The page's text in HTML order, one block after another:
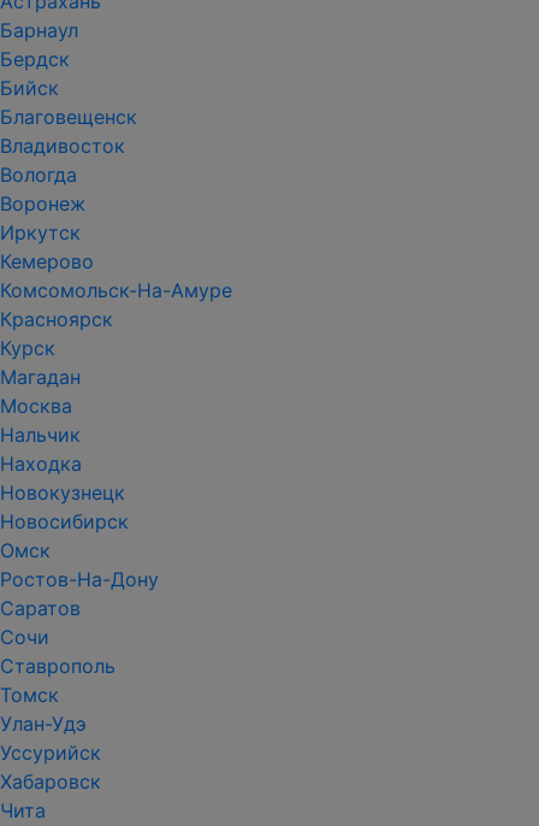
Барнаул
Бердск
Бийск
Благовещенск
Владивосток
Вологда
Воронеж
Иркутск
Кемерово
Комсомольск-На-Амуре
Красноярск
Курск
Магадан
Москва
Нальчик
Находка
Новокузнецк
Новосибирск
Омск
Ростов-На-Дону
Саратов
Сочи
Ставрополь
Томск
Улан-Удэ
Уссурийск
Хабаровск
Чита